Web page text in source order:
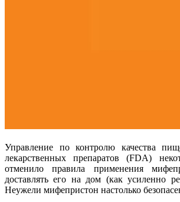
Управление по контролю качества
лекарственных препаратов (FDA)
отменило правила применения
доставлять его на дом (как усиленно
Неужели мифепристон настолько